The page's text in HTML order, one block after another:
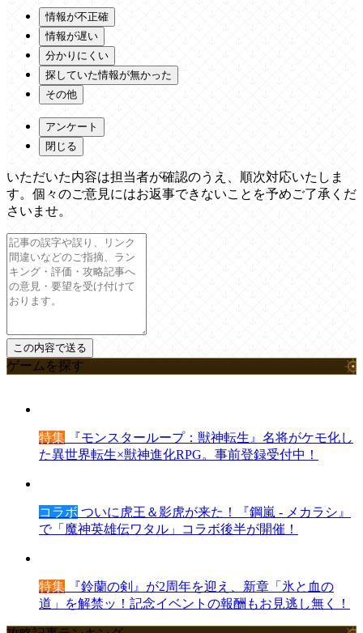
情報が不正確
情報が遅い
分かりにくい
探していた情報が無かった
その他
アンケート
閉じる
いただいた内容は担当者が確認のうえ、順次対応いたしま
す。個々のご意見にはお返事できないことを予めご了承くだ
さいませ。
ゲームを探す
特集 『モンスターループ：獣神転生』名将がケモ化し
た異世界転生×獣神進化RPG。事前登録受付中！
コラボ ついに虎王＆影虎が来た！『鋼嵐 - メカラシ』
で「魔神英雄伝ワタル」コラボ後半が開催！
特集 『鈴蘭の剣』が2周年を迎え、新章「氷と血の
道」を解禁ッ！記念イベントの報酬もお見逃し無く！